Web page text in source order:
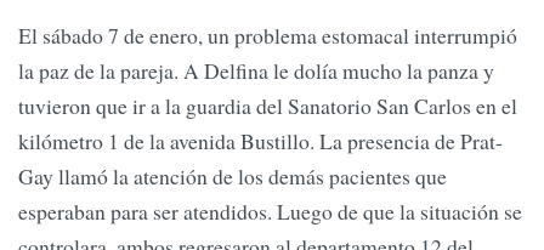
El sábado 7 de enero, un problema estomacal interrumpió
la paz de la pareja. A Delfina le dolía mucho la panza y
tuvieron que ir a la guardia del Sanatorio San Carlos en el
kilómetro 1 de la avenida Bustillo. La presencia de Prat-
Gay llamó la atención de los demás pacientes que
esperaban para ser atendidos. Luego de que la situación se